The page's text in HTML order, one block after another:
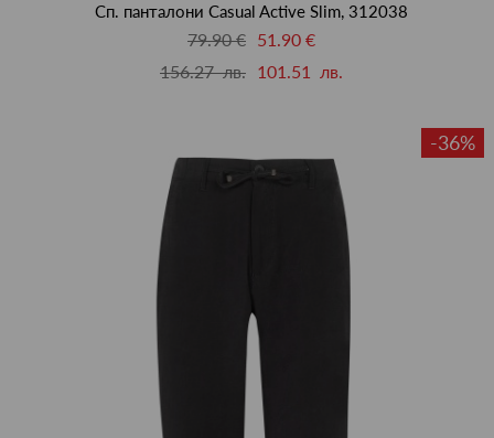
Сп. панталони Casual Active Slim, 312038
79.90 € 51.90 €
156.27 лв. 101.51 лв.
-36%